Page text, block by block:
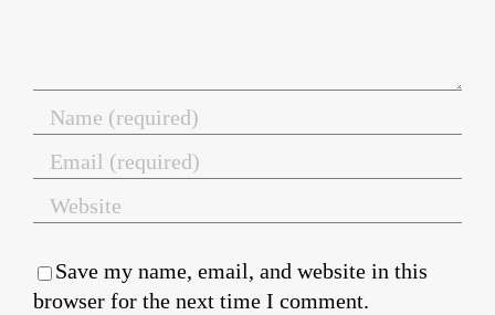
Save my name, email, and website in this
browser for the next time I comment.